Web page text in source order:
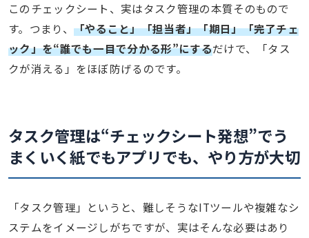
このチェックシート、実はタスク管理の本質そのもので
す。つまり、 「やること」「担当者」「期日」「完了チェ
ック」を“誰でも一目で分かる形”にするだけで、「タス
クが消える」をほぼ防げるのです。
タスク管理は“チェックシート発想”でう
まくいく紙でもアプリでも、やり方が大切
「タスク管理」というと、難しそうなITツールや複雑なシ
ステムをイメージしがちですが、実はそんな必要はあり